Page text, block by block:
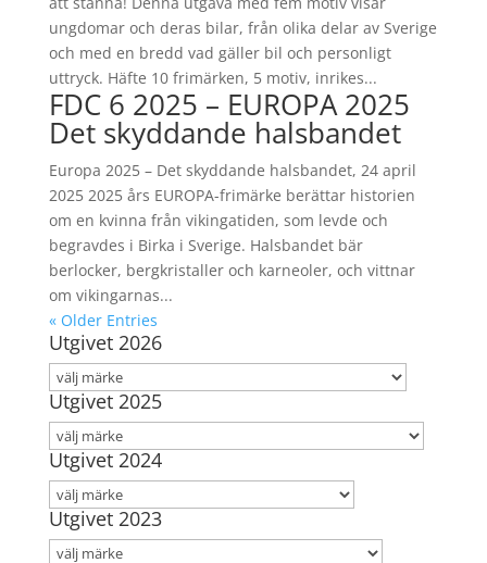
ungdomar och deras bilar, från olika delar av Sverige
och med en bredd vad gäller bil och personligt
uttryck. Häfte 10 frimärken, 5 motiv, inrikes...
FDC 6 2025 – EUROPA 2025
Det skyddande halsbandet
Europa 2025 – Det skyddande halsbandet, 24 april
2025 2025 års EUROPA-frimärke berättar historien
om en kvinna från vikingatiden, som levde och
begravdes i Birka i Sverige. Halsbandet bär
berlocker, bergkristaller och karneoler, och vittnar
om vikingarnas...
« Older Entries
Utgivet 2026
Utgivet 2025
Utgivet 2024
Utgivet 2023